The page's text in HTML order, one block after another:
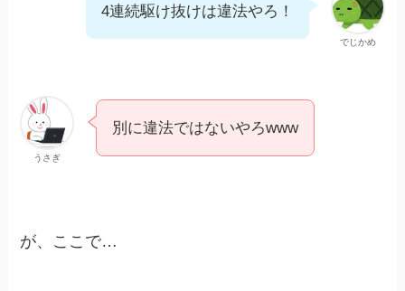
でじかめ
4連続駆け抜けは違法やろ！
うさぎ
別に違法ではないやろwww
が、ここで…